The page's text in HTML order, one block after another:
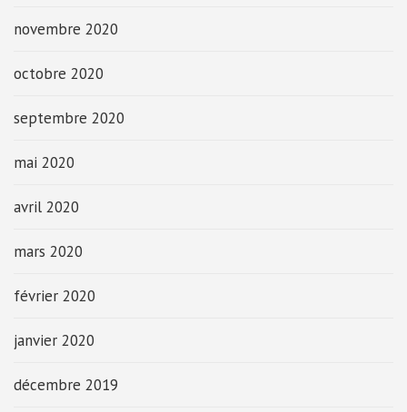
novembre 2020
octobre 2020
septembre 2020
mai 2020
avril 2020
mars 2020
février 2020
janvier 2020
décembre 2019